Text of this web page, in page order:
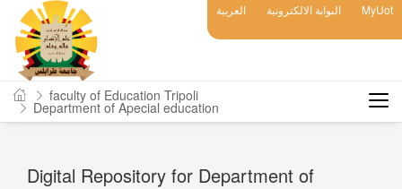
العربية البوابة الالكترونية MyUot
faculty of Education Tripoli
Department of Apecial education
Digital Repository for Department of